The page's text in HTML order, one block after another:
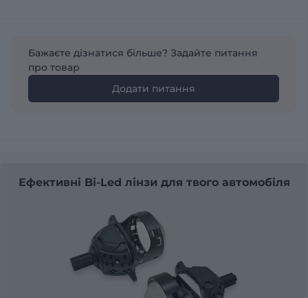
Бажаєте дізнатися більше? Задайте питання
про товар
Додати питання
Ефективні Bi-Led лінзи для твого автомобіля